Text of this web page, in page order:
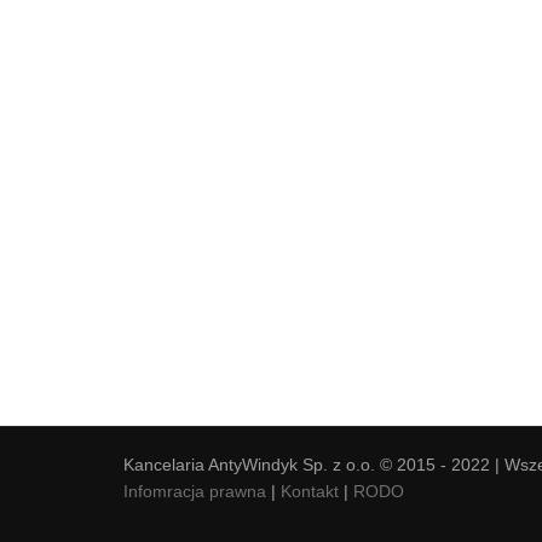
Kancelaria AntyWindyk Sp. z o.o. © 2015 - 2022 |
Infomracja prawna | Kontakt | RODO